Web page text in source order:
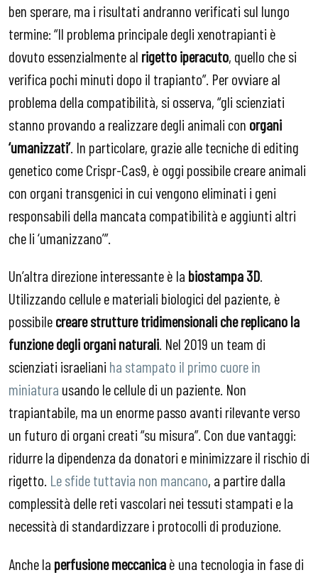
ben sperare, ma i risultati andranno verificati sul lungo
termine: “Il problema principale degli xenotrapianti è
dovuto essenzialmente al rigetto iperacuto, quello che si
verifica pochi minuti dopo il trapianto”. Per ovviare al
problema della compatibilità, si osserva, “gli scienziati
stanno provando a realizzare degli animali con organi
‘umanizzati’. In particolare, grazie alle tecniche di editing
genetico come Crispr-Cas9, è oggi possibile creare animali
con organi transgenici in cui vengono eliminati i geni
responsabili della mancata compatibilità e aggiunti altri
che li ‘umanizzano’”.
Un’altra direzione interessante è la biostampa 3D.
Utilizzando cellule e materiali biologici del paziente, è
possibilecreare strutture tridimensionali che replicano la
funzione degli organi naturali. Nel 2019 un team di
scienziati israeliani ha stampato il primo cuore in
miniatura usando le cellule di un paziente. Non
trapiantabile, ma un enorme passo avanti rilevante verso
un futuro di organi creati “su misura”. Con due vantaggi:
ridurre la dipendenza da donatori e minimizzare il rischio di
rigetto. Le sfide tuttavia non mancano, a partire dalla
complessità delle reti vascolari nei tessuti stampati e la
necessità di standardizzare i protocolli di produzione.
Anche la perfusione meccanicaè una tecnologia in fase di